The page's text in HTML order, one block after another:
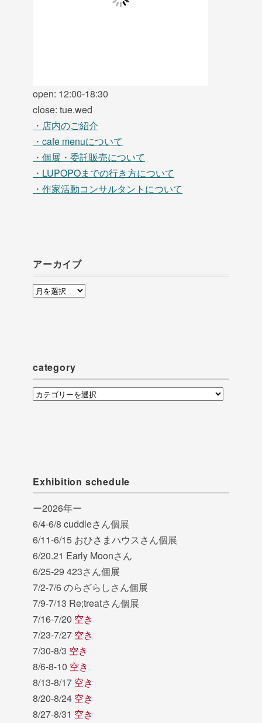
open: 12:00-18:30
close: tue.wed
・店内のご紹介
・cafe menuについて
・個展・委託販売について
・LUPOPOまでの行き方について
・作家活動コンサルタントについて
アーカイブ
ア
category
category
Exhibition schedule
ー2026年ー
6/4-6/8 cuddleさん個展
6/11-6/15 おひさまハウスさん個展
6/20.21 Early Moonさん
6/25-29 423さん個展
7/2-7/6 のらざらしさん個展
7/9-7/13 Re;treatさん個展
7/16-7/20 空き
7/23-7/27 空き
7/30-8/3 空き
8/6-8-10 空き
8/13-8/17 空き
8/20-8/24 空き
8/27-8/31 空き